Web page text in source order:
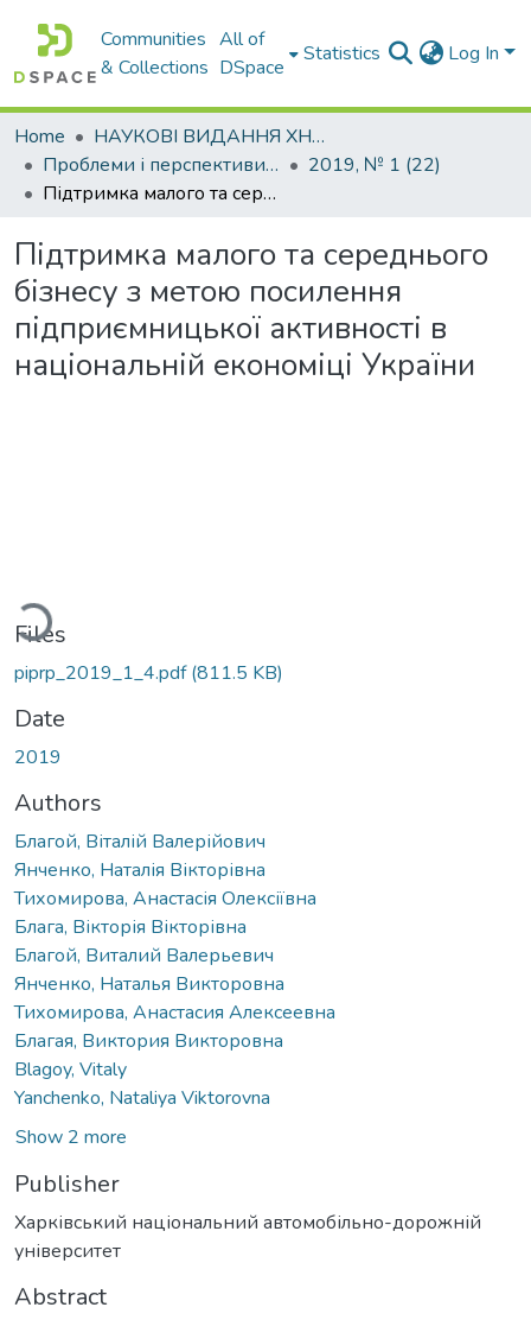
Communities
& Collections
All of
DSpace
Statistics Log In
Home
НАУКОВІ ВИДАННЯ ХНАДУ
Проблеми і перспективи розвитку підприємництва
2019, № 1 (22)
Підтримка малого та середнього бізнесу з метою посилення підприємницької активності в національній економіці України
Підтримка малого та середнього
бізнесу з метою посилення
підприємницької активності в
національній економіці України
Loading...
Files
piprp_2019_1_4.pdf(811.5 KB)
Date
2019
Authors
Благой, Віталій Валерійович
Янченко, Наталія Вікторівна
Тихомирова, Анастасія Олексіївна
Блага, Вікторія Вікторівна
Благой, Виталий Валерьевич
Янченко, Наталья Викторовна
Тихомирова, Анастасия Алексеевна
Благая, Виктория Викторовна
Blagoy, Vitaly
Yanchenko, Nataliya Viktorovna
Show 2 more
Publisher
Харківський національний автомобільно-дорожній
університет
Abstract